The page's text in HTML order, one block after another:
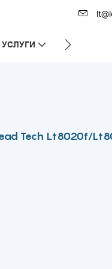
УСЛУГИ О НАС
Tech Lt8020f/